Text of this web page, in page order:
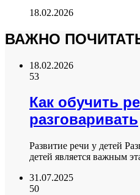
18.02.2026
ВАЖНО
18.02.2026
53
Как обучить
разговаривать
Развитие речи у детей
детей является важным
31.07.2025
50